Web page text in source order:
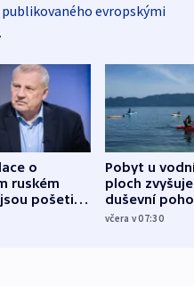
publikovaného evropskými
o
ruském
pošetilé,
Pobyt u
ploch zvyšuje
duševní
ukázala
včera v 07:30